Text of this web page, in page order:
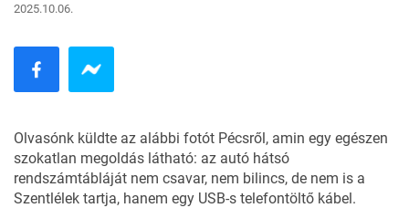
2025.10.06.
Olvasónk küldte az alábbi fotót Pécsről, amin egy egészen
szokatlan megoldás látható: az autó hátsó
rendszámtábláját nem csavar, nem bilincs, de nem is a
Szentlélek tartja, hanem egy USB-s telefontöltő kábel.